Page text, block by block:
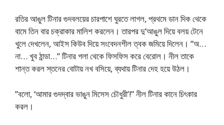
রতির আঙুল টিনার গুদবলয়ের চারপাশে ঘুরতে লাগল, প্রথমে ডান দিক থেকে
বামে তিন বার চক্রাকার মালিশ করলেন। তারপর দু’আঙুল দিয়ে বলয় টেনে
খুলে দেখলেন, আইস কিউব দিয়ে সংবেদনশীল ত্বক জমিয়ে দিলেন। ”অ…
না… খুব ঠান্ডা…” টিনার গলা থেকে ফিসফিস করে বেরোল। নীল তাকে
শান্ত করল স্তনের বোটায় নখ বসিয়ে, ব্যথায় টিনার দেহ হয়ে উঠল।
”বলো, ‘আমার গুদদ্বার ভাঙুন মিসেস চৌধুরী’!” নীল টিনার কানে চিৎকার
করল।